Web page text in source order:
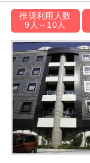
推奨利用人数
9人～10人